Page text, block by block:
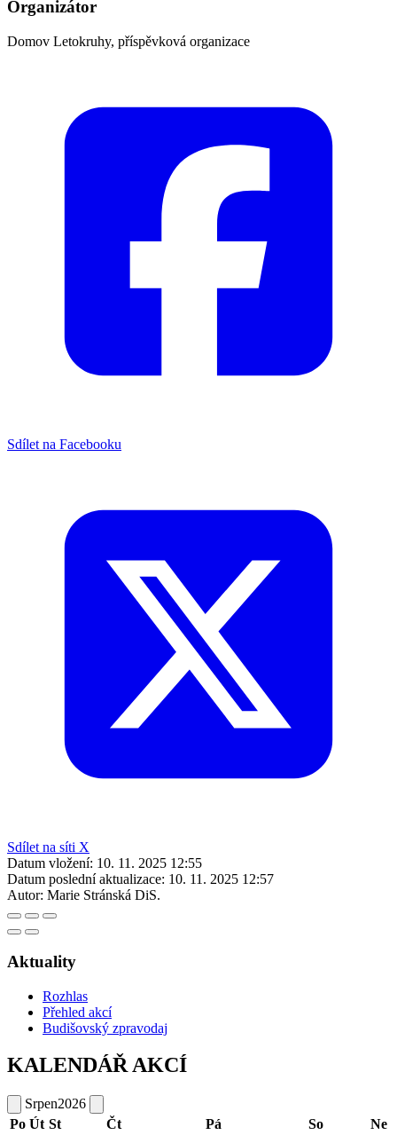
Organizátor
Domov Letokruhy, příspěvková organizace
Sdílet na Facebooku
Sdílet na síti X
Datum vložení: 10. 11. 2025 12:55
Datum poslední aktualizace: 10. 11. 2025 12:57
Autor: Marie Stránská DiS.
Aktuality
Rozhlas
Přehled akcí
Budišovský zpravodaj
KALENDÁŘ AKCÍ
Srpen2026
Po Út St Čt Pá So Ne